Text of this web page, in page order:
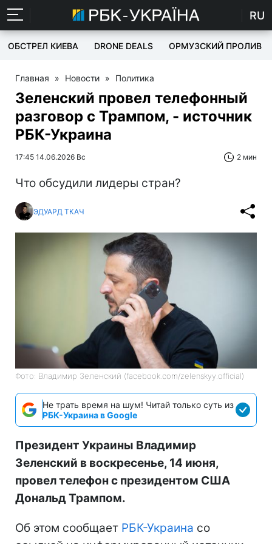
RU
ОБСТРЕЛ КИЕВА DRONE DEALS ОРМУЗСКИЙ ПРОЛИВ
Главная » Новости » Политика
Зеленский провел телефонный
разговор с Трампом, - источник
РБК-Украина
17:45 14.06.2026 Вс 2 мин
Что обсудили лидеры стран?
ЭДУАРД ТКАЧ
Фото: Владимир Зеленский (facebook.com/zelenskyy.official)
Не трать время на шум! Читай только суть из
РБК-Украина в Google
Президент Украины Владимир
Зеленский в воскресенье, 14 июня,
провел телефон с президентом США
Дональд Трампом.
Об этом сообщает РБК-Украина со